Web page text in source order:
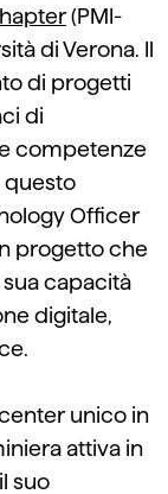
(PMI-
di Verona. Il
di progetti
di
competenze
questo
Officer
progetto che
sua capacità
digitale,
unico in
attiva in
suo